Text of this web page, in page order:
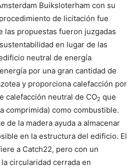
Buiksloterham con su
de licitación fue
las propuestas fueron juzgadas
en lugar de las
neutral de energía
por una gran cantidad de
y proporciona calefacción por
calefacción neutral de CO2 que
comprimida) como combustible.
de la madera ayuda a almacenar
en la estructura del edificio. El
a Catch22, pero con un
circularidad cerrada en